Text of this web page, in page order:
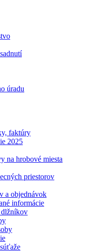
úradu
faktúry
2025
na hrobové miesta
priestorov
a objednávok
informácie
dlžníkov